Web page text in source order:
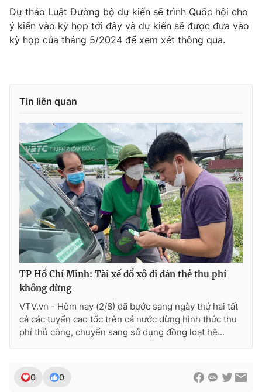
Hitech Công nghệ tương lai
Sản phẩm
Giao lưu trực tuyến
Photo Infographic
Video Shorts video
VTV Money VTV Thể thao
VTV Sức khoẻ Bất động sản
Thị trường 24h
VTV4 Vươn mình bằng AI
Dự thảo Luật Đường bộ dự kiến sẽ trình Quốc hội cho
ý kiến vào kỳ họp tới đây và dự kiến sẽ được đưa vào
kỳ họp của tháng 5/2024 để xem xét thông qua.
Tin liên quan
TP Hồ Chí Minh: Tài xế đổ xô đi dán thẻ thu phí
không dừng
VTV.vn - Hôm nay (2/8) đã bước sang ngày thứ hai tất
cả các tuyến cao tốc trên cả nước dừng hình thức thu
phí thủ công, chuyển sang sử dụng đồng loạt hệ...
0 0